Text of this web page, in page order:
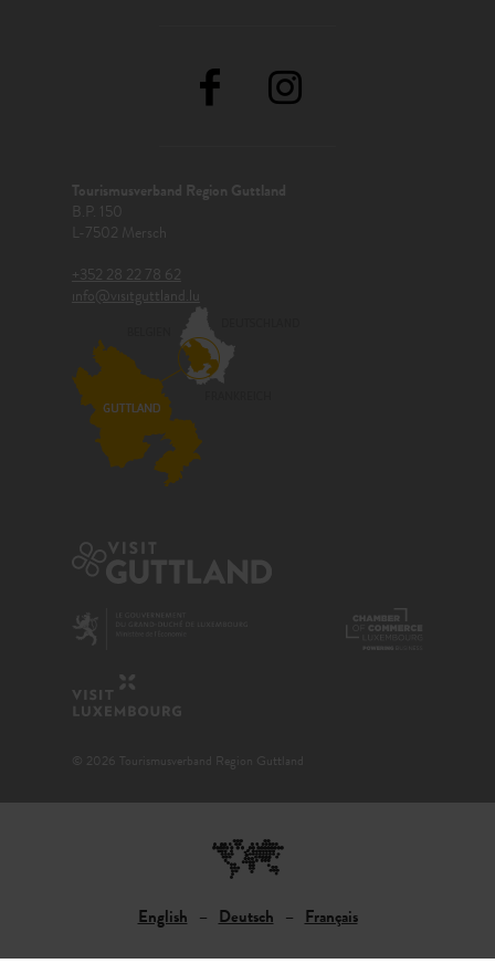
Tourismusverband Region Guttland
B.P. 150
L-7502 Mersch
+352 28 22 78 62
info@visitguttland.lu
© 2026 Tourismusverband Region Guttland
English Deutsch Français